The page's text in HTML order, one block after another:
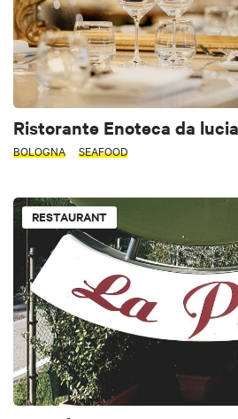
Ristorante Enoteca da lucia
BOLOGNA SEAFOOD
RESTAURANT